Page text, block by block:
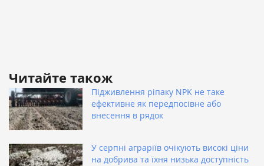
Читайте також
Підживлення ріпаку NPK не таке
ефективне як передпосівне або
внесення в рядок
У серпні аграріїв очікують високі ціни
на добрива та їхня низька доступність